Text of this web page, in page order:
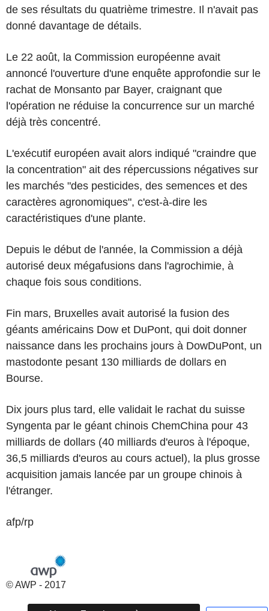
de ses résultats du quatrième trimestre. Il n'avait pas
donné davantage de détails.
Le 22 août, la Commission européenne avait
annoncé l'ouverture d'une enquête approfondie sur le
rachat de Monsanto par Bayer, craignant que
l'opération ne réduise la concurrence sur un marché
déjà très concentré.
L'exécutif européen avait alors indiqué "craindre que
la concentration" ait des répercussions négatives sur
les marchés "des pesticides, des semences et des
caractères agronomiques", c'est-à-dire les
caractéristiques d'une plante.
Depuis le début de l'année, la Commission a déjà
autorisé deux mégafusions dans l'agrochimie, à
chaque fois sous conditions.
Fin mars, Bruxelles avait autorisé la fusion des
géants américains Dow et DuPont, qui doit donner
naissance dans les prochains jours à DowDuPont, un
mastodonte pesant 130 milliards de dollars en
Bourse.
Dix jours plus tard, elle validait le rachat du suisse
Syngenta par le géant chinois ChemChina pour 43
milliards de dollars (40 milliards d'euros à l'époque,
36,5 milliards d'euros au cours actuel), la plus grosse
acquisition jamais lancée par un groupe chinois à
l'étranger.
afp/rp
© AWP - 2017